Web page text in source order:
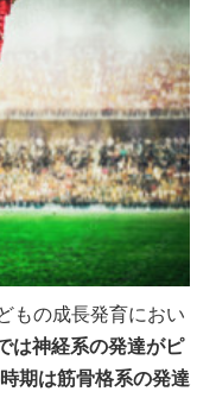
もの成長発育におい
は神経系の発達がピ
期は筋骨格系の発達